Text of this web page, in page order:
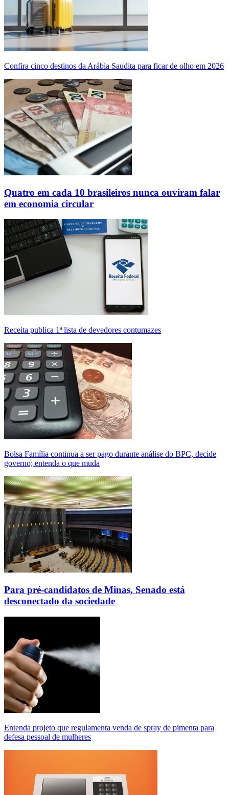
Confira cinco destinos da Arábia Saudita para ficar de olho em 2026
Quatro em cada 10 brasileiros nunca ouviram falar
em economia circular
Receita publica 1ª lista de devedores contumazes
Bolsa Família continua a ser pago durante análise do BPC, decide
governo; entenda o que muda
Para pré-candidatos de Minas, Senado está
desconectado da sociedade
Entenda projeto que regulamenta venda de spray de pimenta para
defesa pessoal de mulheres